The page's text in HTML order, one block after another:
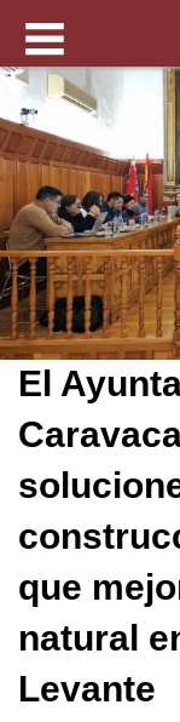
El
que
natural
Levante